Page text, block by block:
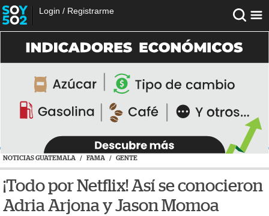
Login / Registrarme
NOTICIAS GUATEMALA / FAMA / GENTE
¡Todo por Netflix! Así se conocieron
Adria Arjona y Jason Momoa